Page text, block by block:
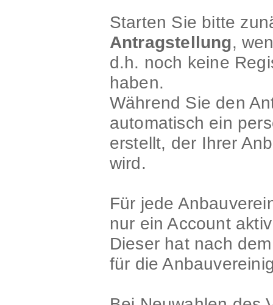
Starten Sie bitte
Antragstellung,
d.h. noch keine
haben.
Während Sie den
automatisch ein
erstellt, der Ihrer
wird.
Für jede
nur ein Account
Dieser hat nach
für die